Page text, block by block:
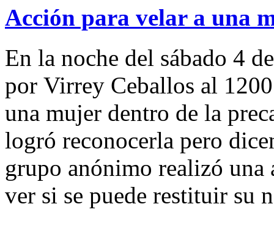
Acción para velar a una
En la noche del sábado 4
por Virrey Ceballos al
una mujer dentro de la
logró reconocerla pero
grupo anónimo realizó
ver si se puede restituir su